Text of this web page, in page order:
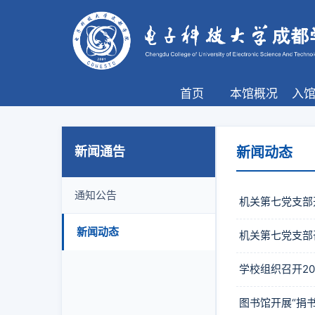
首页 本馆概况 入
新闻通告
通知公告
新闻动态
新闻动态
机关第七党支
机关第七党支
学校组织召开
图书馆开展“捐